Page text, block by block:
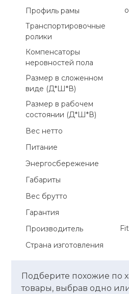
Профиль рамы
Транспортировочные
ролики
Компенсаторы
неровностей пола
Размер в сложенном
виде (Д*Ш*В)
Размер в рабочем
состоянии (Д*Ш*В)
Вес нетто
Питание
Энергосбережение
Габариты
Вес брутто
Гарантия
Производитель
Страна изготовления
Подберите похожие по
товары, выбрав одно